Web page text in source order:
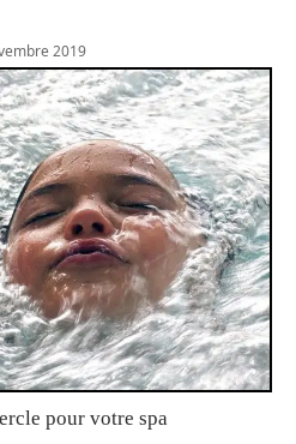
2019
pour votre spa